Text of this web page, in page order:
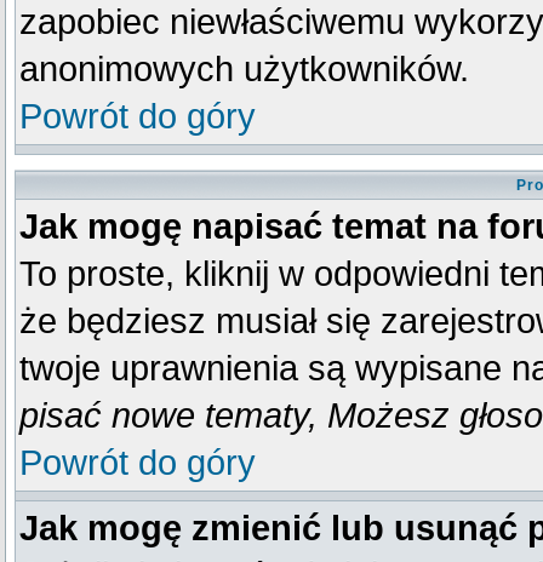
zapobiec niewłaściwemu
anonimowych użytkowników.
Powrót do góry
Jak mogę napisać temat na
To proste, kliknij w odpowiedni
że będziesz musiał się
twoje uprawnienia są wypisane
pisać nowe tematy, Możesz
Powrót do góry
Jak mogę zmienić lub usunąć